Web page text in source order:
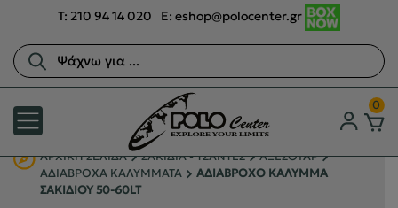
T: 210 94 14 020 E:eshop@polocenter.gr
0
Αναζήτηση
προϊόντων
ΑΡΧΙΚΉ ΣΕΛΊΔΑ ΣΑΚΙΔΙΑ - ΤΣΑΝΤΕΣ
ΑΞΕΣΟΥΑΡ
ΑΔΙΑΒΡΟΧΑ ΚΑΛΥΜΜΑΤΑ
ΑΔΙΑΒΡΟΧΟ ΚΑΛΥΜΜΑ
ΣΑΚΙΔΙΟΥ 50-60LT